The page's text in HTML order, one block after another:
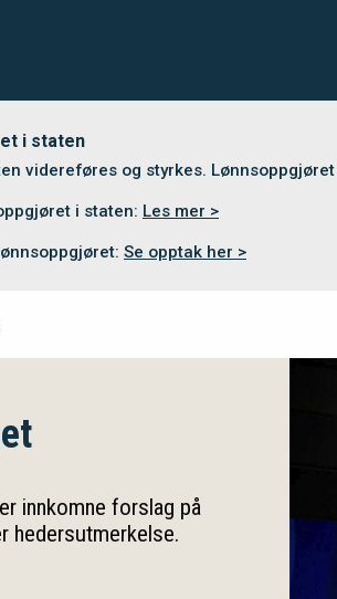
i staten
videreføres og styrkes.
i staten: Les mer >
Se opptak her >
innkomne forslag på
hedersutmerkelse.